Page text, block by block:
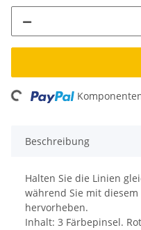
Beschreibung
Halten Sie die Linien
während Sie mit
hervorheben.
Inhalt: 3 Färbepinsel.